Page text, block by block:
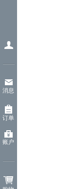
消息
订单
账户